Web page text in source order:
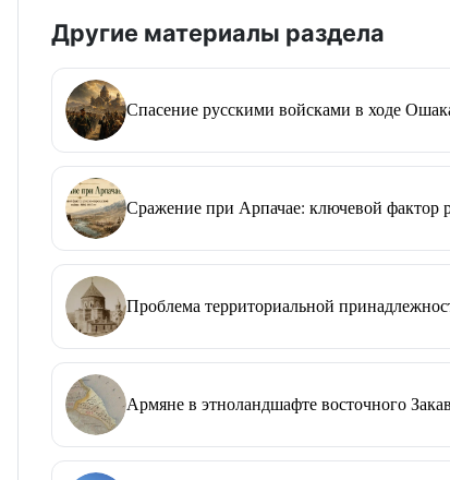
Другие материалы раздела
Спасение русскими войсками в ходе
Сражение при Арпачае: ключевой фактор
Проблема территориальной
Армяне в этноландшафте восточного